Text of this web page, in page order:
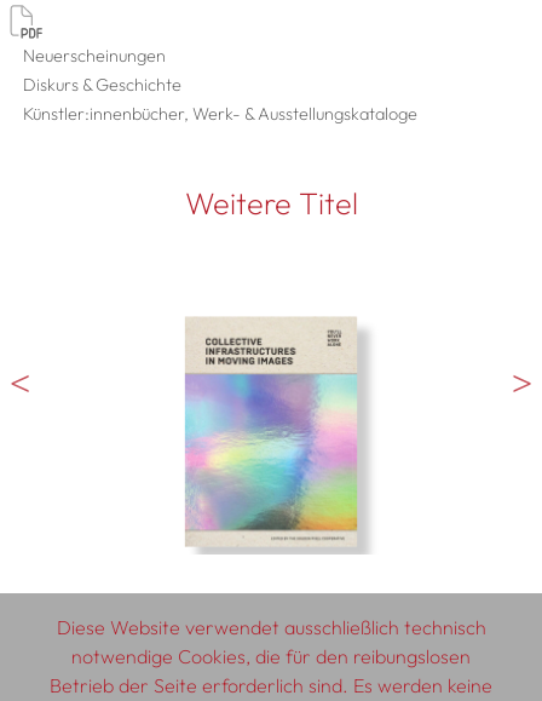
Neuerscheinungen
Diskurs & Geschichte
Künstler:innenbücher, Werk- & Ausstellungskataloge
Weitere Titel
© 2026 SCHLEBRÜGGE.EDITOR
Diese Website verwendet ausschließlich technisch
notwendige Cookies, die für den reibungslosen
Betrieb der Seite erforderlich sind. Es werden keine